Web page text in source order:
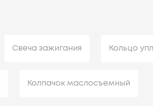
Свеча зажигания Кольцо
Колпачок маслосъемный